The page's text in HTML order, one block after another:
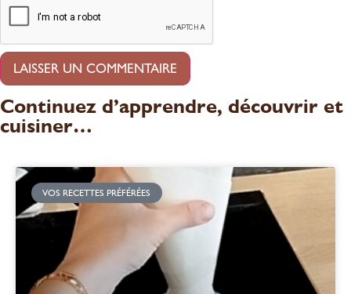
Continuez d’apprendre, découvrir et
cuisiner…
VOS RECETTES PRÉFÉRÉES